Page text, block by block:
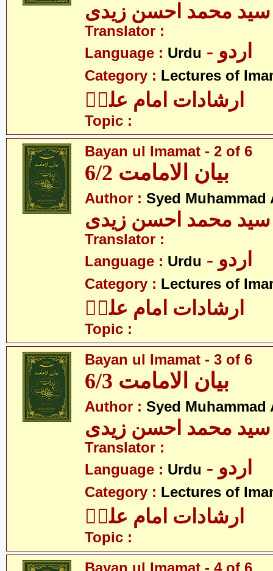
سید محمد احسن زیدی
Translator :
Language : Urdu - اردو
Category : Lectures of
ارشادات امام علیؑ
Topic :
Bayan ul Imamat - 2 of 6
بیان الامامت 6/2
Author : Syed Muhammad
سید محمد احسن زیدی
Translator :
Language : Urdu - اردو
Category : Lectures of
ارشادات امام علیؑ
Topic :
Bayan ul Imamat - 3 of 6
بیان الامامت 6/3
Author : Syed Muhammad
سید محمد احسن زیدی
Translator :
Language : Urdu - اردو
Category : Lectures of
ارشادات امام علیؑ
Topic :